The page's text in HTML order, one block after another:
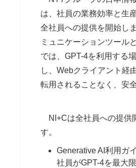
は、社員の業務効率と生
全社員への提供を開始し
ミュニケーションツール
では、GPT-4を利用する
し、Webクライアント経
転用されることなく、安
NI+Cは全社員への提供
す。
Generative AI利用ガ
社員がGPT-4を最大